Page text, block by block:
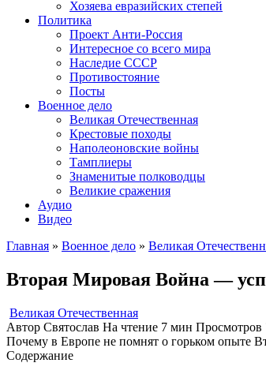
Хозяева евразийских степей
Политика
Проект Анти-Россия
Интересное со всего мира
Наследие СССР
Противостояние
Посты
Военное дело
Великая Отечественная
Крестовые походы
Наполеоновские войны
Тамплиеры
Знаменитые полководцы
Великие сражения
Аудио
Видео
Главная » Военное дело » Великая
Вторая Мировая Война —
Великая Отечественная
Автор Святослав На чтение 7 мин Просмотров
Почему в Европе не помнят о горьком опыте
Содержание